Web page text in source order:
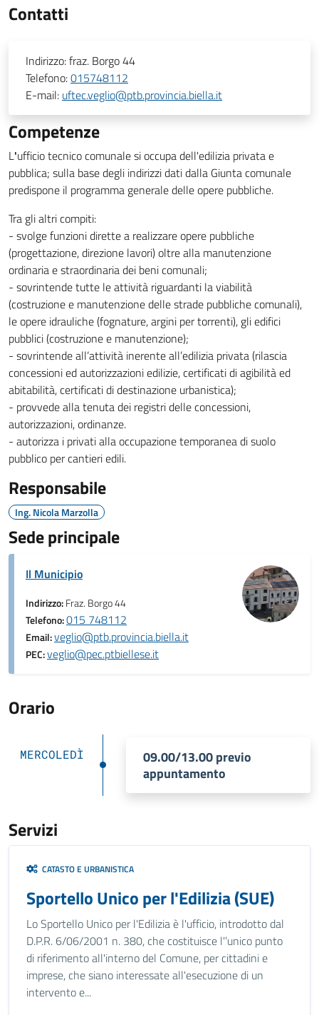
Contatti
Indirizzo:fraz. Borgo 44
Telefono:015748112
E-mail: uftec.veglio@ptb.provincia.biella.it
Competenze
L'ufficio tecnico comunale si occupa dell'edilizia privata e
pubblica; sulla base degli indirizzi dati dalla Giunta comunale
predispone il programma generale delle opere pubbliche.
Tra gli altri compiti:
- svolge funzioni dirette a realizzare opere pubbliche
(progettazione, direzione lavori) oltre alla manutenzione
ordinaria e straordinaria dei beni comunali;
- sovrintende tutte le attività riguardanti la viabilità
(costruzione e manutenzione delle strade pubbliche comunali),
le opere idrauliche (fognature, argini per torrenti), gli edifici
pubblici (costruzione e manutenzione);
- sovrintende all’attività inerente all’edilizia privata (rilascia
concessioni ed autorizzazioni edilizie, certificati di agibilità ed
abitabilità, certificati di destinazione urbanistica);
- provvede alla tenuta dei registri delle concessioni,
autorizzazioni, ordinanze.
- autorizza i privati alla occupazione temporanea di suolo
pubblico per cantieri edili.
Responsabile
Ing. Nicola Marzolla
Sede principale
Il Municipio
Indirizzo:Fraz. Borgo 44
Telefono:015 748112
Email:veglio@ptb.provincia.biella.it
PEC:veglio@pec.ptbiellese.it
Orario
MERCOLEDÌ
09.00/13.00 previo
appuntamento
Servizi
CATASTO E URBANISTICA
Sportello Unico per l'Edilizia (SUE)
Lo Sportello Unico per l'Edilizia è l'ufficio, introdotto dal
D.P.R. 6/06/2001 n. 380, che costituisce l'’unico punto
di riferimento all'interno del Comune, per cittadini e
imprese, che siano interessate all'esecuzione di un
intervento e...